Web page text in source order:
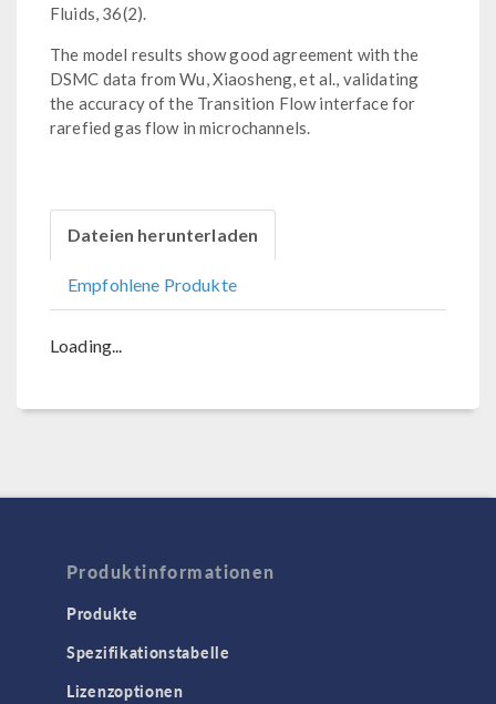
Fluids, 36(2).
The model results show good agreement with the
DSMC data from Wu, Xiaosheng, et al., validating
the accuracy of the Transition Flow interface for
rarefied gas flow in microchannels.
Dateien herunterladen
Empfohlene Produkte
Loading...
Produktinformationen
Produkte
Spezifikationstabelle
Lizenzoptionen